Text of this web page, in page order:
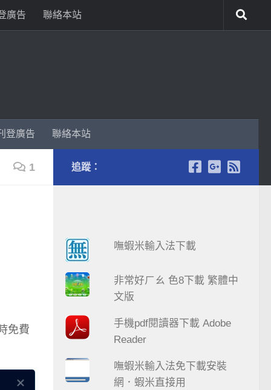
廣告 聯絡本站
登廣告 聯絡本站
1
免費
追蹤：
嘸蝦米輸入法下載
非常好ㄏㄠ 色8下載 繁體中
文版
手機pdf閱讀器下載 Adobe
Reader
嘸蝦米輸入法免下載安裝
網．蝦米直接用